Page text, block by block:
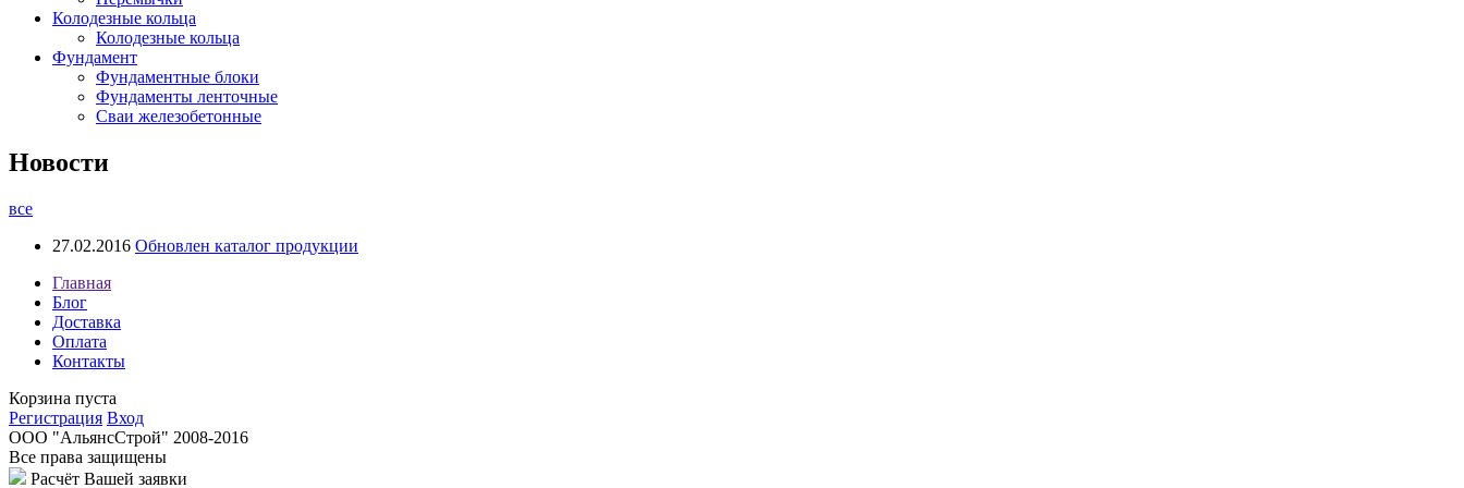
Колодезные кольца
Колодезные кольца
Фундамент
Фундаментные блоки
Фундаменты ленточные
Сваи железобетонные
Новости
все
27.02.2016 Обновлен каталог продукции
Главная
Блог
Доставка
Оплата
Контакты
Корзина пуста
Регистрация Вход
ООО "АльянсСтрой" 2008-2016
Все права защищены
Расчёт Вашей заявки